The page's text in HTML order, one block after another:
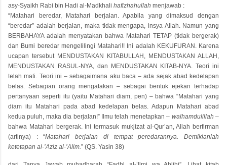
asy-Syaikh Rabi bin Hadi al-Madkhali hafizhahullah menjawab :
“Matahari beredar, Matahari berjalan. Apabila yang dimaksud dengan
“beredar” adalah berjalan, maka tidak mengapa, insya Allah. Namun yang
BERBAHAYA adalah menyatakan bahwa Matahari TETAP (tidak bergerak)
dan Bumi beredar mengelilingi Matahari!! Ini adalah KEKUFURAN. Karena
ucapan tersebut MENDUSTAKAN KITABULLAH, MENDUSTAKAN ALLAH,
MENDUSTAKAN RASUL-NYA, dan MENDUSTAKAN KITAB-NYA. Teori ini
telah mati. Teori ini – sebagaimana aku baca – ada sejak abad kedelapan
belas. Sebagian orang mengatakan – sebagai bentuk ejekan terhadap
pertanyaan seperti itu (yaitu Matahari diam, pen) – bahwa “Matahari yang
diam itu Matahari pada abad kedelapan belas. Adapun Matahari abad
kedua puluh, maka dia berjalan!” Ilmu telah menetapkan – walhamdulillah –
bahwa Matahari bergerak. Ini termasuk mukjizat al-Qur’an, Allah berfirman
(artinya) : “Matahari berjalan di tempat peredarannya. Demikianlah
ketetapan al-’Aziz al-’Alim.” (QS. Yasin 38)